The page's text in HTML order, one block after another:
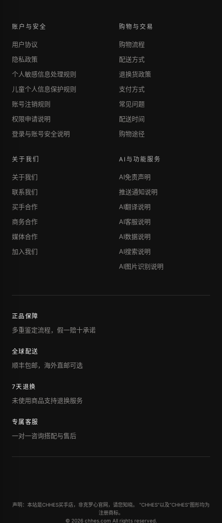
账户与安全
用户协议
隐私政策
个人敏感信息处理规则
儿童个人信息保护规则
账号注销规则
权限申请说明
登录与账号安全说明
购物与交易
购物流程
配送方式
退换货政策
支付方式
常见问题
配送时间
购物途径
关于我们
关于我们
联系我们
买手合作
商务合作
媒体合作
加入我们
AI与功能服务
AI免责声明
推送通知说明
AI翻译说明
AI客服说明
AI数据说明
AI搜索说明
AI图片识别说明
正品保障
多重鉴定流程，假一赔十承诺
全球配送
顺丰包邮，海外直邮可选
7天退换
未使用商品支持退换服务
专属客服
一对一咨询搭配与售后
声明：本站是CHHES买手店，非克罗心官网，请您知晓。 "CHHES"以及“CHHES”图形均为
注册商标。
© 2026 chhes.com All rights reserved.